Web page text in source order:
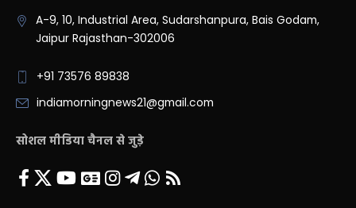
A-9, 10, Industrial Area, Sudarshanpura, Bais Godam,
Jaipur Rajasthan-302006
+91 73576 89838
indiamorningnews21@gmail.com
सोशल मीडिया चैनल से जुड़े